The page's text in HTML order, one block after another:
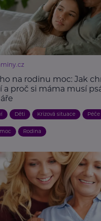
na rodinu moc: Jak
a proč si máma musí
Děti Krizová situace Péče
Rodina